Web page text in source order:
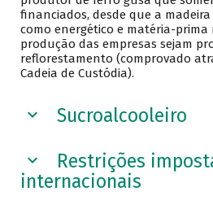
financiados, desde que a
como energético e matéria-prima
produção das empresas sejam
reflorestamento (comprovado
Cadeia de Custódia).
Sucroalcooleiro
Restrições
internacionais